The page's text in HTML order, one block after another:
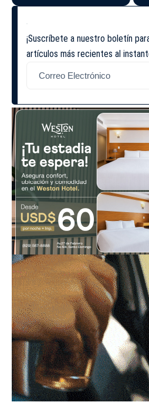
¡Suscríbete a nuestro boletín
artículos más recientes al